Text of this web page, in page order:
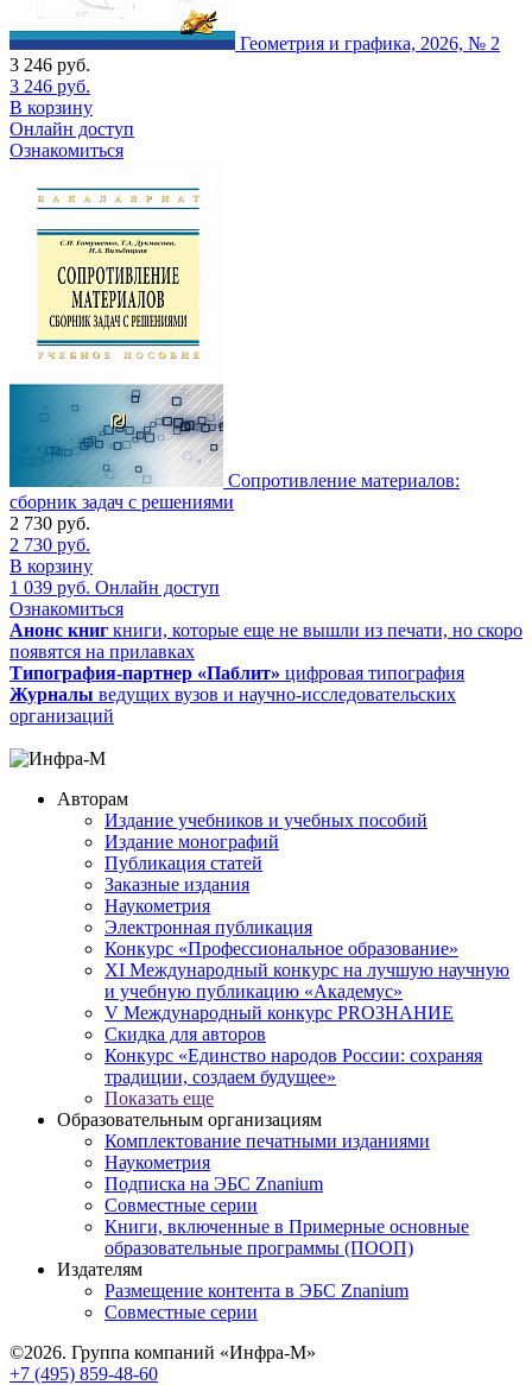
Геометрия и графика, 2026, № 2
3 246 руб.
3 246 руб.
В корзину
Онлайн доступ
Ознакомиться
Сопротивление материалов:
сборник задач с решениями
2 730 руб.
2 730 руб.
В корзину
1 039 руб. Онлайн доступ
Ознакомиться
Анонс книг книги, которые еще не вышли из печати, но скоро
появятся на прилавках
Типография-партнер «Паблит» цифровая типография
Журналы ведущих вузов и научно-исследовательских
организаций
Авторам
Издание учебников и учебных пособий
Издание монографий
Публикация статей
Заказные издания
Наукометрия
Электронная публикация
Конкурс «Профессиональное образование»
XI Международный конкурс на лучшую научную
и учебную публикацию «Академус»
V Международный конкурс PROЗНАНИЕ
Скидка для авторов
Конкурс «Единство народов России: сохраняя
традиции, создаем будущее»
Показать еще
Образовательным организациям
Комплектование печатными изданиями
Наукометрия
Подписка на ЭБС Znanium
Совместные серии
Книги, включенные в Примерные основные
образовательные программы (ПООП)
Издателям
Размещение контента в ЭБС Znanium
Совместные серии
©2026. Группа компаний «Инфра-М»
+7 (495) 859-48-60